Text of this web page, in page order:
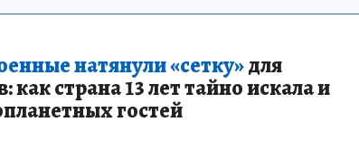
натянули «сетку»для
как страна 13 лет тайно искала и
гостей